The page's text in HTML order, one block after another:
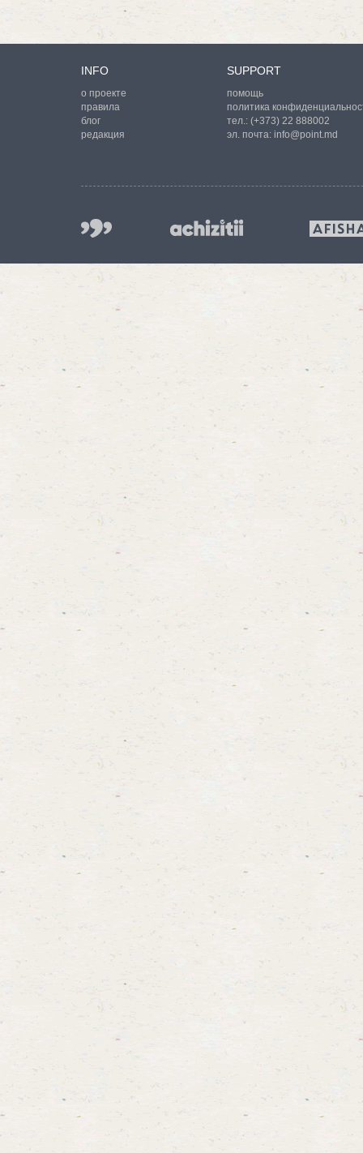
INFO
о проекте
правила
блог
редакция
SUPPORT
помощь
политика
тел.: (+373) 22 888002
эл. почта: info@point.md